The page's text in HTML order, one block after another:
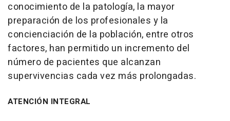
conocimiento de la patología, la mayor
preparación de los profesionales y la
concienciación de la población, entre otros
factores, han permitido un incremento del
número de pacientes que alcanzan
supervivencias cada vez más prolongadas.
ATENCIÓN INTEGRAL